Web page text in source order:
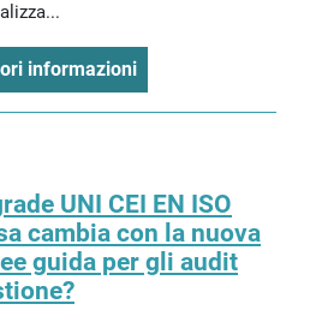
informazioni
UNI CEI EN ISO
cambia con la nuova
guida per gli audit